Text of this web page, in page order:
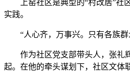
上窑社区是典型的“村改居”社区
实践。
“人心齐，万事兴。只有各族群
作为社区党支部带头人，张礼辉
起。在他的牵头谋划下，社区文体